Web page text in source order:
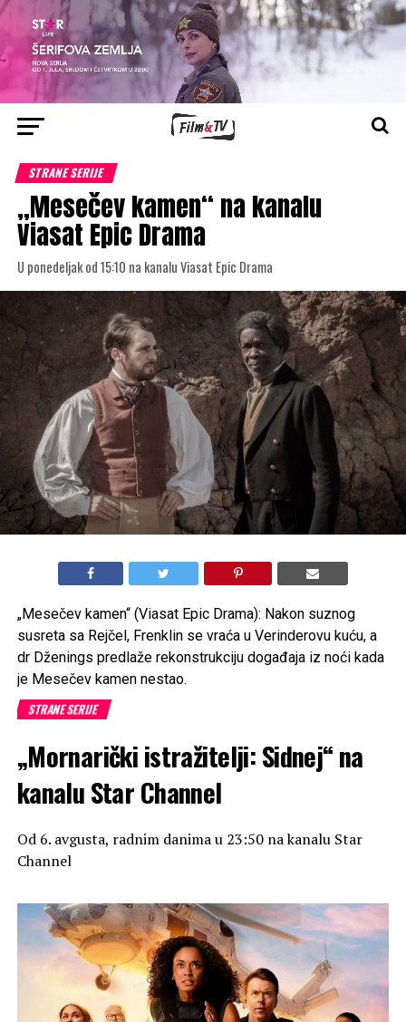
STRANE SERIJE
„Mesečev kamen“ na kanalu
Viasat Epic Drama
U ponedeljak od 15:10 na kanalu Viasat Epic Drama
„Mesečev kamen“ (Viasat Epic Drama): Nakon suznog
susreta sa Rejčel, Frenklin se vraća u Verinderovu kuću, a
dr Dženings predlaže rekonstrukciju događaja iz noći kada
je Mesečev kamen nestao.
STRANE SERIJE
„Mornarički istražitelji: Sidnej“ na
kanalu Star Channel
Od 6. avgusta, radnim danima u 23:50 na kanalu Star
Channel